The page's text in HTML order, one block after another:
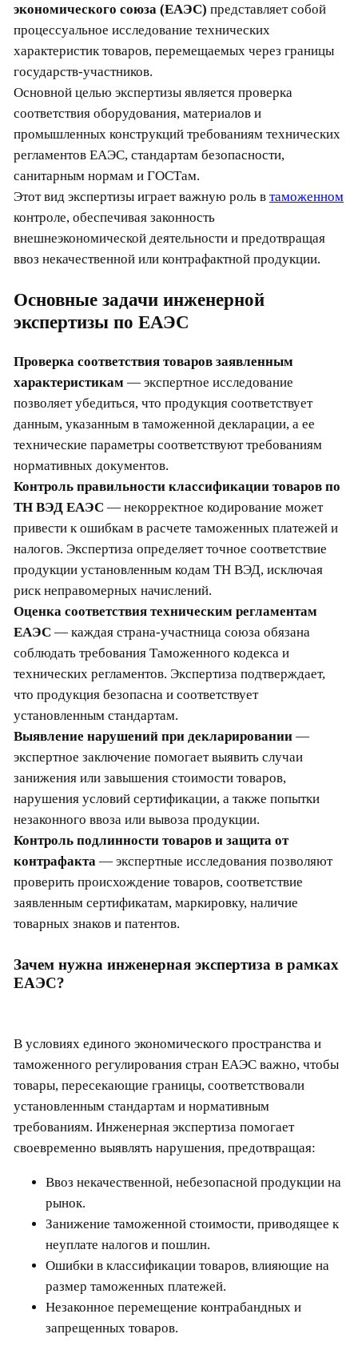
экономического союза (ЕАЭС) представляет собой
процессуальное исследование технических
характеристик товаров, перемещаемых через границы
государств-участников.
Основной целью экспертизы является проверка
соответствия оборудования, материалов и
промышленных конструкций требованиям технических
регламентов ЕАЭС, стандартам безопасности,
санитарным нормам и ГОСТам.
Этот вид экспертизы играет важную роль в таможенном
контроле, обеспечивая законность
внешнеэкономической деятельности и предотвращая
ввоз некачественной или контрафактной продукции.
Основные задачи инженерной
экспертизы по ЕАЭС
Проверка соответствия товаров заявленным
характеристикам — экспертное исследование
позволяет убедиться, что продукция соответствует
данным, указанным в таможенной декларации, а ее
технические параметры соответствуют требованиям
нормативных документов.
Контроль правильности классификации товаров по
ТН ВЭД ЕАЭС — некорректное кодирование может
привести к ошибкам в расчете таможенных платежей и
налогов. Экспертиза определяет точное соответствие
продукции установленным кодам ТН ВЭД, исключая
риск неправомерных начислений.
Оценка соответствия техническим регламентам
ЕАЭС — каждая страна-участница союза обязана
соблюдать требования Таможенного кодекса и
технических регламентов. Экспертиза подтверждает,
что продукция безопасна и соответствует
установленным стандартам.
Выявление нарушений при декларировании—
экспертное заключение помогает выявить случаи
занижения или завышения стоимости товаров,
нарушения условий сертификации, а также попытки
незаконного ввоза или вывоза продукции.
Контроль подлинности товаров и защита от
контрафакта— экспертные исследования позволяют
проверить происхождение товаров, соответствие
заявленным сертификатам, маркировку, наличие
товарных знаков и патентов.
Зачем нужна инженерная экспертиза в рамках
ЕАЭС?
В условиях единого экономического пространства и
таможенного регулирования стран ЕАЭС важно, чтобы
товары, пересекающие границы, соответствовали
установленным стандартам и нормативным
требованиям. Инженерная экспертиза помогает
своевременно выявлять нарушения, предотвращая:
Ввоз некачественной, небезопасной продукции на
рынок.
Занижение таможенной стоимости, приводящее к
неуплате налогов и пошлин.
Ошибки в классификации товаров, влияющие на
размер таможенных платежей.
Незаконное перемещение контрабандных и
запрещенных товаров.